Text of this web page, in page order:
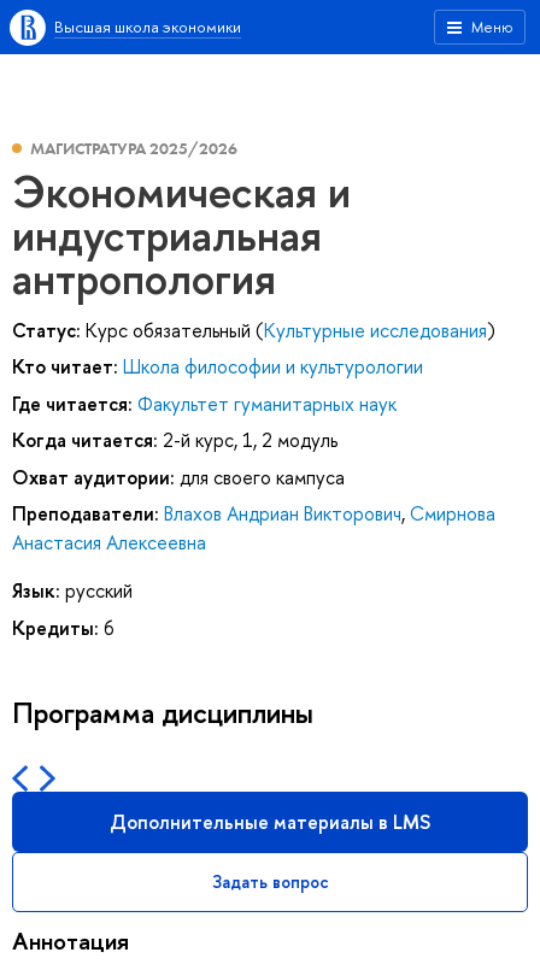
Меню
Высшая школа экономики
МАГИСТРАТУРА 2025/2026
Экономическая и
индустриальная
антропология
Статус: Курс обязательный (Культурные исследования)
Кто читает: Школа философии и культурологии
Где читается: Факультет гуманитарных наук
Когда читается: 2-й курс, 1, 2 модуль
Охват аудитории: для своего кампуса
Преподаватели: Влахов Андриан Викторович,Смирнова
Анастасия Алексеевна
Язык: русский
Кредиты: 6
Программа дисциплины
Дополнительные материалы в LMS
Задать вопрос
Аннотация